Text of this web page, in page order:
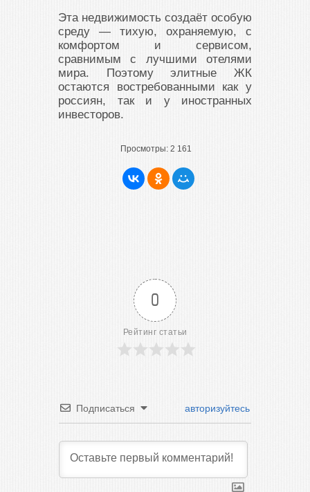
Эта недвижимость создаёт особую
среду — тихую, охраняемую, с
комфортом и сервисом,
сравнимым с лучшими отелями
мира. Поэтому элитные ЖК
остаются востребованными как у
россиян, так и у иностранных
инвесторов.
Просмотры: 2 161
0
Рейтинг статьи
Подписаться авторизуйтесь